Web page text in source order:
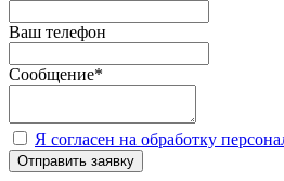
Ваш телефон
Сообщение*
Я согласен на обработку
Отправить заявку